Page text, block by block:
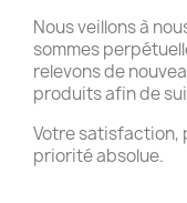
Nous veillons à
sommes
relevons de
produits afin de
Votre satisfaction,
priorité absolue.